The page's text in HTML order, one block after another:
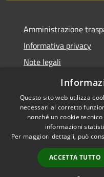
Amministrazione
Informativa privacy
Note legali
Dichiarazione di
Accessibilità
Questo sito web utilizza
necessari al corretto
nonché un cookie
informazioni
Per maggiori dettagli, può
ACCETTA TUTTO